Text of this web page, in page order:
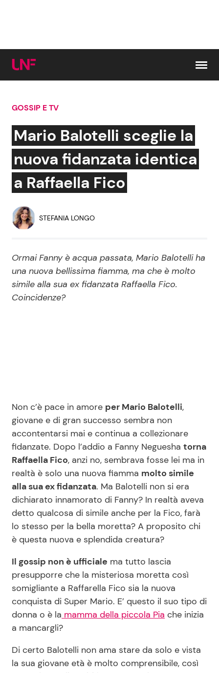
Cerca:
News e Cronaca
Attualità Italiana
Economia
Persone Scomparse
Politica
Gossip e TV
Bellezze VIP
Programmi TV
Reality e Talent
News Spettacolo
Benessere
Casa
Moda e Style
Mondo Mamma
News benessere
Salute
Viaggi e Turismo
Festività
Cucina e Ricette
Consigli di Cucina
Dolci
Le Ricette in TV
Primi Piatti
Ricette Facili e Veloci
Ricette Feste
Ricette per Bambini
GOSSIP E TV
Mario Balotelli sceglie la
nuova fidanzata identica
a Raffaella Fico
STEFANIA LONGO
Ormai Fanny è acqua passata, Mario Balotelli ha
una nuova bellissima fiamma, ma che è molto
simile alla sua ex fidanzata Raffaella Fico.
Coincidenze?
Non c’è pace in amore per Mario Balotelli,
giovane e di gran successo sembra non
accontentarsi mai e continua a collezionare
fidanzate. Dopo l’addio a Fanny Neguesha torna
Raffaella Fico, anzi no, sembrava fosse lei ma in
realtà è solo una nuova fiamma molto simile
alla sua ex fidanzata. Ma Balotelli non si era
dichiarato innamorato di Fanny? In realtà aveva
detto qualcosa di simile anche per la Fico, farà
lo stesso per la bella moretta? A proposito chi
è questa nuova e splendida creatura?
Il gossip non è ufficiale ma tutto lascia
presupporre che la misteriosa moretta così
somigliante a Raffarella Fico sia la nuova
conquista di Super Mario. E’ questo il suo tipo di
donna o è la mamma della piccola Pia che inizia
a mancargli?
Di certo Balotelli non ama stare da solo e vista
la sua giovane età è molto comprensibile, così